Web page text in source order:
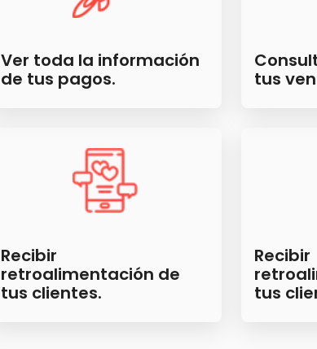
Ver toda la información
de tus pagos.
tus
Recibir
retroalimentación de
tus clientes.
Recibir
tus